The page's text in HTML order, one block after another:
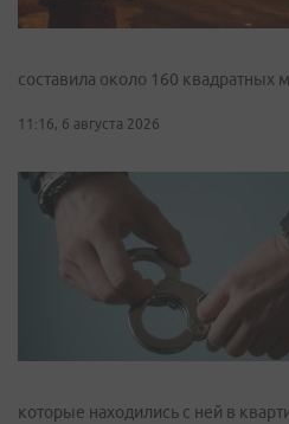
составила около 160 квадратных
11:16, 6 августа 2026
которые находились с ней в